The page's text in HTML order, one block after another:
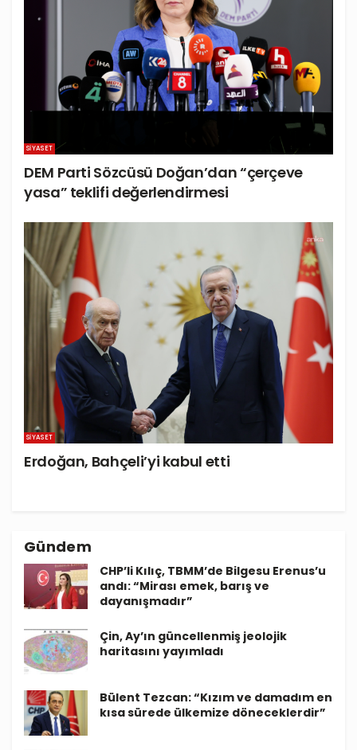
SIYASET
DEM Parti Sözcüsü Doğan’dan “çerçeve
yasa” teklifi değerlendirmesi
SIYASET
Erdoğan, Bahçeli’yi kabul etti
Gündem
CHP’li Kılıç, TBMM’de Bilgesu Erenus’u
andı: “Mirası emek, barış ve
dayanışmadır”
Çin, Ay’ın güncellenmiş jeolojik
haritasını yayımladı
Bülent Tezcan: “Kızım ve damadım en
kısa sürede ülkemize döneceklerdir”